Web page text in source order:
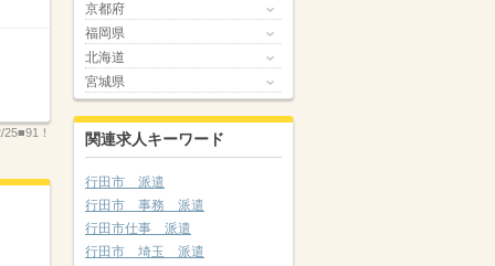
25■91！
京都府
福岡県
北海道
宮城県
関連求人キーワード
行田市 派遣
行田市 事務 派遣
行田市仕事 派遣
行田市 埼玉 派遣